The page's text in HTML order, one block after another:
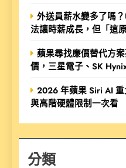
外送員薪水變多了嗎
法讓時薪成長，但「這
蘋果尋找廉價替代方
價，三星電子、SK
2026 年蘋果 Siri AI
與高階硬體限制一次看
分類